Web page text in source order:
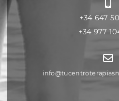
+34 647
+34 977